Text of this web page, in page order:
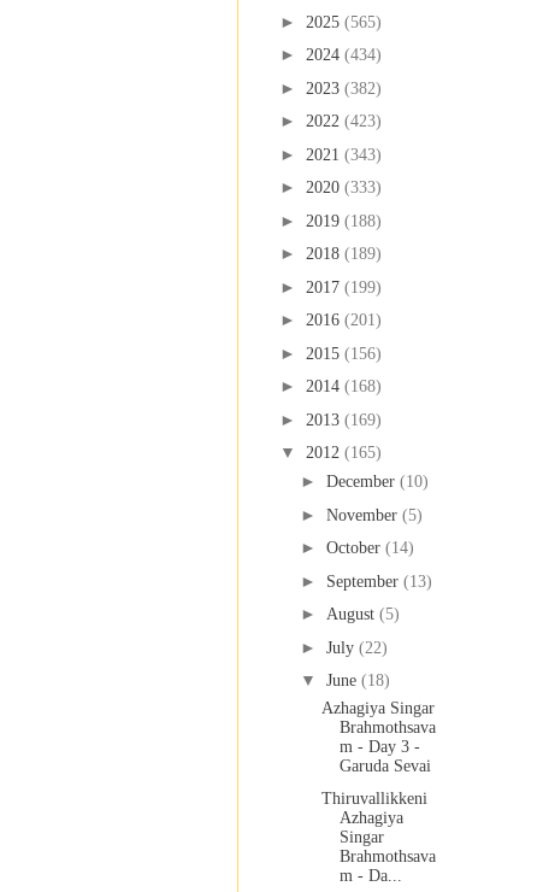
► 2025 (565)
► 2024 (434)
► 2023 (382)
► 2022 (423)
► 2021 (343)
► 2020 (333)
► 2019 (188)
► 2018 (189)
► 2017 (199)
► 2016 (201)
► 2015 (156)
► 2014 (168)
► 2013 (169)
▼ 2012 (165)
► December (10)
► November (5)
► October (14)
► September (13)
► August (5)
► July (22)
▼ June (18)
Azhagiya Singar
Brahmothsava
m - Day 3 -
Garuda Sevai
Thiruvallikkeni
Azhagiya
Singar
Brahmothsava
m - Da...